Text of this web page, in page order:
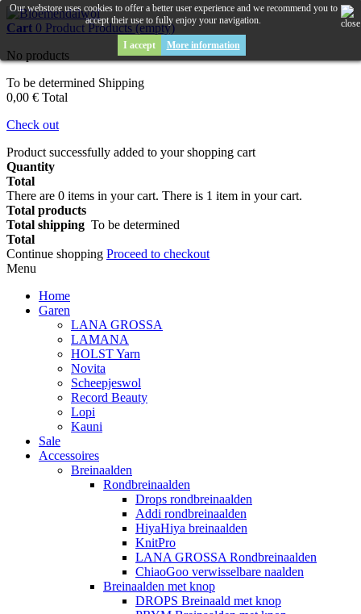
Cart 0 Product Products (empty)
No products
To be determined Shipping
0,00 € Total
Check out
Product successfully added to your shopping cart
Quantity
Total
There are 0 items in your cart. There is 1 item in your cart.
Total products
Total shipping To be determined
Total
Continue shopping Proceed to checkout
Menu
Home
Garen
LANA GROSSA
LAMANA
HOLST Yarn
Novita
Scheepjeswol
Record Beauty
Lopi
Kauni
Sale
Accessoires
Breinaalden
Rondbreinaalden
Drops rondbreinaalden
Addi rondbreinaalden
HiyaHiya breinaalden
KnitPro
LANA GROSSA Rondbreinaalden
ChiaoGoo verwisselbare naalden
Breinaalden met knop
DROPS Breinaald met knop
Our webstore uses cookies to offer a better user experience and we recommend you to
accept their use to fully enjoy your navigation.
I accept More information